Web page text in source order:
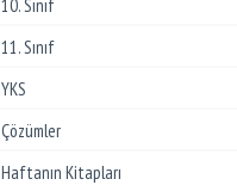
10. Sınıf
11. Sınıf
YKS
Çözümler
Haftanın Kitapları